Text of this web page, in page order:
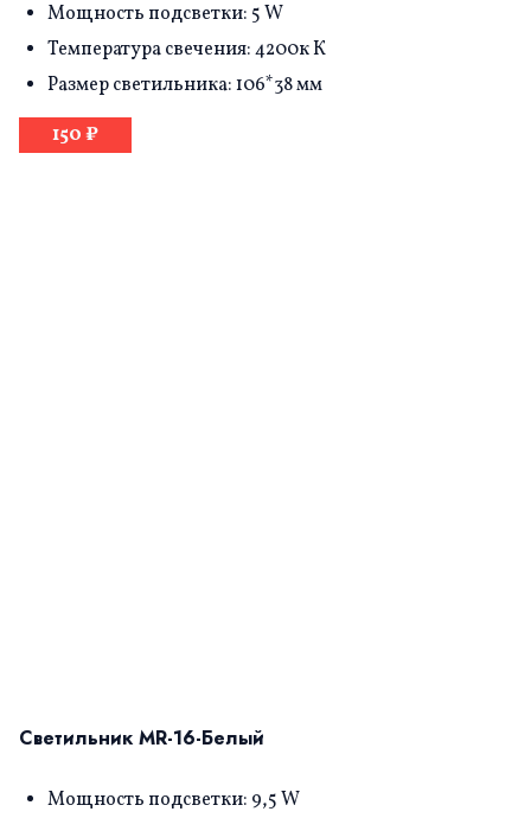
Мощность подсветки: 5 W
Температура свечения: 4200к К
Размер светильника: 106*38 мм
150 ₽
Светильник MR-16-Белый
Мощность подсветки: 9,5 W